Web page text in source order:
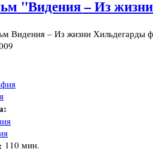
"Видения – Из
110 мин.